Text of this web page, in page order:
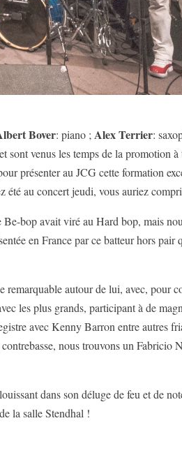
Bover: piano ;Alex Terrier:
venus les temps de la promotion à
présenter au JCG cette formation
au concert jeudi, vous auriez
bop avait viré au Hard bop, mais
en France par ce batteur hors
autour de lui, avec, pour
les plus grands, participant à de
avec Kenny Barron entre autres
nous trouvons un Fabricio
dans son déluge de feu et de
la salle Stendhal !